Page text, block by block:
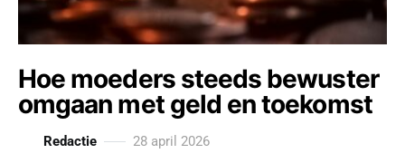
Hoe moeders steeds bewuster
omgaan met geld en toekomst
Redactie 28 april 2026